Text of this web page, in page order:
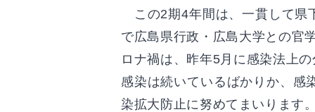
この2期4年間は、一貫して県
で広島県行政・広島大学との官
ロナ禍は、昨年5月に感染法上
感染は続いているばかりか、感
染拡大防止に努めてまいります